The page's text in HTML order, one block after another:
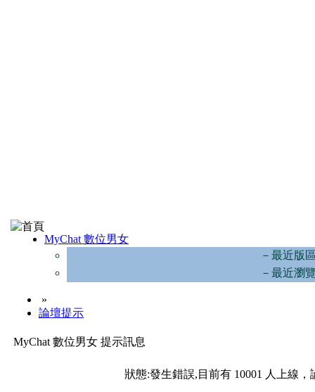
MyChat 數位男女
－最近版
－最近瀏
»
論壇提示
MyChat 數位男女 提示訊息
狀態:發生錯誤,目前有 10001 人上線